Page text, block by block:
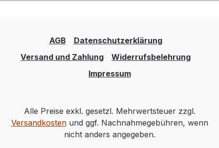
AGB
Datenschutzerklärung
Versand und Zahlung
Widerrufsbelehrung
Impressum
Alle Preise exkl. gesetzl. Mehrwertsteuer zzgl.
Versandkostenund ggf. Nachnahmegebühren, wenn
nicht anders angegeben.